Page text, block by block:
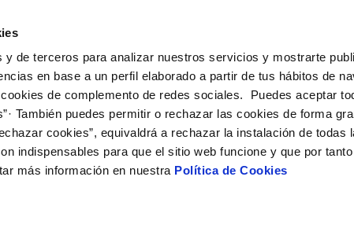
y de terceros para analizar nuestros servicios y mostrarte
en base a un perfil elaborado a partir de tus hábitos de
de complemento de redes sociales. Puedes aceptar
También puedes permitir o rechazar las cookies de forma
cookies”, equivaldrá a rechazar la instalación de todas
indispensables para que el sitio web funcione y que por
más información en nuestra Política de Cookies
de titular
de suministro
MODIFICACIÓN DE DATOS
Actualizar datos bancarios
Actualizar datos de domicilio
Tu Servicio
AL CLIENTE
contacto
y afectaciones
COMPROMISO DE SERVICIO
Carta de compromisos
Customer Counsel (Defensa del
Tu Agua
del agua
CUIDADOS DEL AGUA
Consejos de ahorro
Medidas contra la sequía
Conócenos
DE GESTIÓN Y CERTIFICADOS
CONTRATACIÓN
Licitaciones en curso
Nuestros